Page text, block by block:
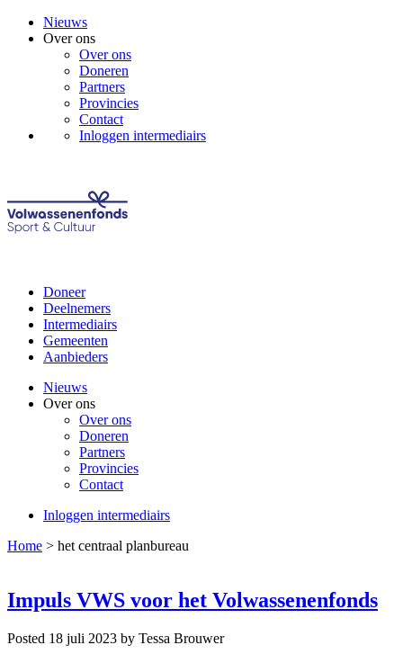
Nieuws
Over ons
Over ons
Doneren
Partners
Provincies
Contact
Inloggen intermediairs
Doneer
Deelnemers
Intermediairs
Gemeenten
Aanbieders
Nieuws
Over ons
Over ons
Doneren
Partners
Provincies
Contact
Inloggen intermediairs
Home > het centraal planbureau
Impuls VWS voor het Volwassenenfonds
Posted 18 juli 2023 by Tessa Brouwer